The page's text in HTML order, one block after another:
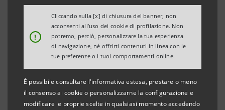
!
Cliccando sulla [x] di chiusura del banner, non
acconsenti all’uso dei cookie di profilazione. Non
potremo, perciò, personalizzare la tua esperienza
di navigazione, né offrirti contenuti in linea con le
tue preferenze o i tuoi comportamenti online.
È possibile consultare l'informativa estesa, prestare o meno
il consenso ai cookie o personalizzarne la configurazione e
modificare le proprie scelte in qualsiasi momento accedendo
RAFFORZAMENTO DELLE STRUTTURE
MANAGERIALI
CLAUDIO TESTA A CAPO DELLA FUNZIONE
INTERNAL AUDITING, FABRIZIO DABBENE DELLA